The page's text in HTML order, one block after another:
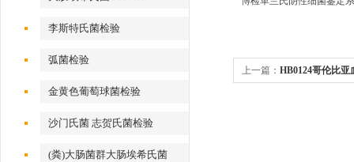
李斯特氏菌检验
弧菌检验
金黄色葡萄球菌检验
沙门氏菌 志贺氏菌检验
(粪)大肠菌群大肠埃希氏菌
上一篇： HB0124哥伦比亚